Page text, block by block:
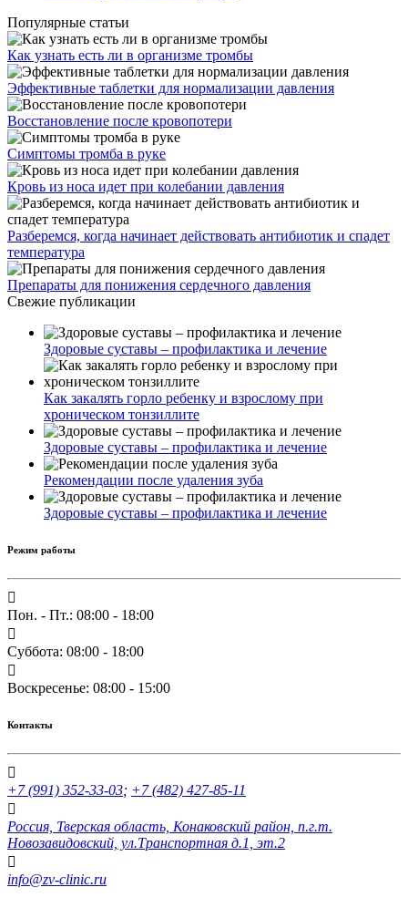
Популярные статьи
Как узнать есть ли в организме тромбы
Эффективные таблетки для нормализации давления
Восстановление после кровопотери
Симптомы тромба в руке
Кровь из носа идет при колебании давления
Разберемся, когда начинает действовать антибиотик и спадет
температура
Препараты для понижения сердечного давления
Свежие публикации
Здоровые суставы – профилактика и лечение
Как закалять горло ребенку и взрослому при
хроническом тонзиллите
Здоровые суставы – профилактика и лечение
Рекомендации после удаления зуба
Здоровые суставы – профилактика и лечение
Режим работы
Пон. - Пт.: 08:00 - 18:00
Суббота: 08:00 - 18:00
Воскресенье: 08:00 - 15:00
Контакты
+7 (991) 352-33-03; +7 (482) 427-85-11
Россия, Тверская область, Конаковский район, п.г.т.
Новозавидовский, ул.Транспортная д.1, эт.2
info@zv-clinic.ru